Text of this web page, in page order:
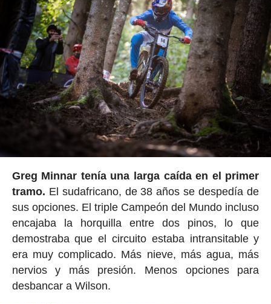
Greg Minnar tenía una larga caída en el primer
tramo. El sudafricano, de 38 años se despedía de
sus opciones. El triple Campeón del Mundo incluso
encajaba la horquilla entre dos pinos, lo que
demostraba que el circuito estaba intransitable y
era muy complicado. Más nieve, más agua, más
nervios y más presión. Menos opciones para
desbancar a Wilson.